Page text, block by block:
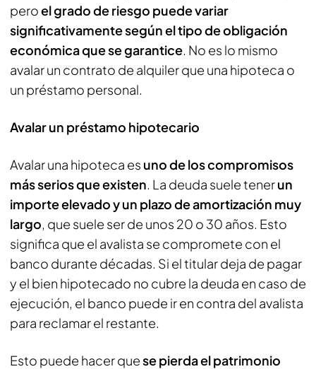
peroel grado de riesgo puede variar
significativamente según el tipo de obligación
económica que se garantice. No es lo mismo
avalar un contrato de alquiler que una hipoteca o
un préstamo personal.
Avalar un préstamo hipotecario
Avalar una hipoteca es uno de los compromisos
más serios que existen. La deuda suele tenerun
importe elevado y un plazo de amortización muy
largo, que suele ser de unos 20 o 30 años. Esto
significa que el avalista se compromete con el
banco durante décadas. Si el titular deja de pagar
y el bien hipotecado no cubre la deuda en caso de
ejecución, el banco puede ir en contra del avalista
para reclamar el restante.
Esto puede hacer quese pierda el patrimonio